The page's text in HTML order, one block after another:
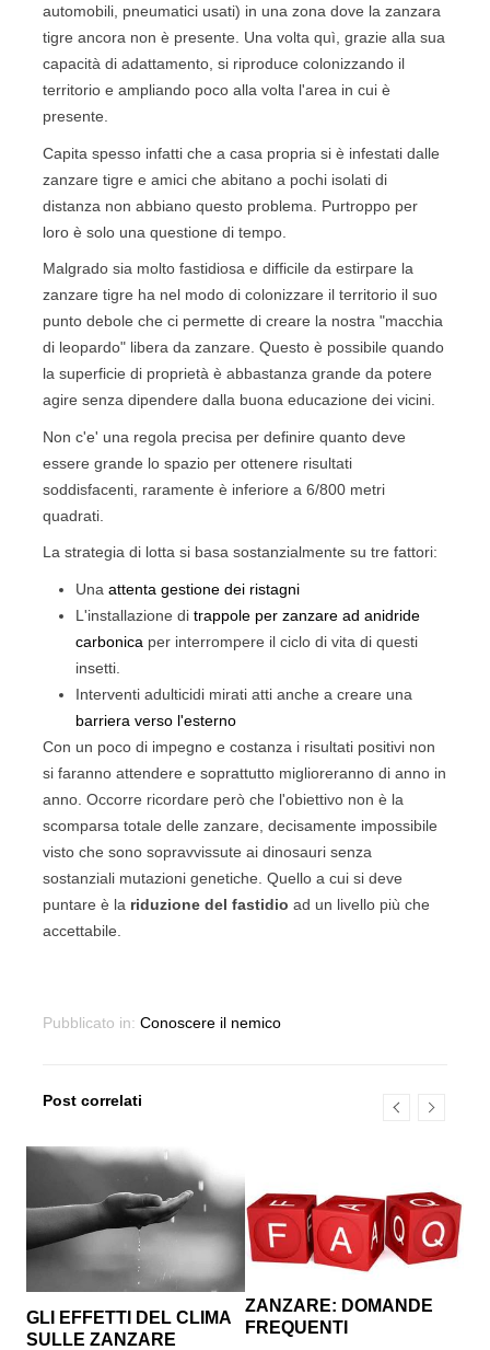
automobili, pneumatici usati) in una zona dove la zanzara
tigre ancora non è presente. Una volta quì, grazie alla sua
capacità di adattamento, si riproduce colonizzando il
territorio e ampliando poco alla volta l'area in cui è
presente.
Capita spesso infatti che a casa propria si è infestati dalle
zanzare tigre e amici che abitano a pochi isolati di
distanza non abbiano questo problema. Purtroppo per
loro è solo una questione di tempo.
Malgrado sia molto fastidiosa e difficile da estirpare la
zanzare tigre ha nel modo di colonizzare il territorio il suo
punto debole che ci permette di creare la nostra "macchia
di leopardo" libera da zanzare. Questo è possibile quando
la superficie di proprietà è abbastanza grande da potere
agire senza dipendere dalla buona educazione dei vicini.
Non c'e' una regola precisa per definire quanto deve
essere grande lo spazio per ottenere risultati
soddisfacenti, raramente è inferiore a 6/800 metri
quadrati.
La strategia di lotta si basa sostanzialmente su tre fattori:
Una attenta gestione dei ristagni
L'installazione di trappole per zanzare ad anidride
carbonica per interrompere il ciclo di vita di questi
insetti.
Interventi adulticidi mirati atti anche a creare una
barriera verso l'esterno
Con un poco di impegno e costanza i risultati positivi non
si faranno attendere e soprattutto miglioreranno di anno in
anno. Occorre ricordare però che l'obiettivo non è la
scomparsa totale delle zanzare, decisamente impossibile
visto che sono sopravvissute ai dinosauri senza
sostanziali mutazioni genetiche. Quello a cui si deve
puntare è la riduzione del fastidio ad un livello più che
accettabile.
Pubblicato in: Conoscere il nemico
Post correlati
GLI EFFETTI DEL CLIMA
SULLE ZANZARE
ZANZARE: DOMANDE
FREQUENTI